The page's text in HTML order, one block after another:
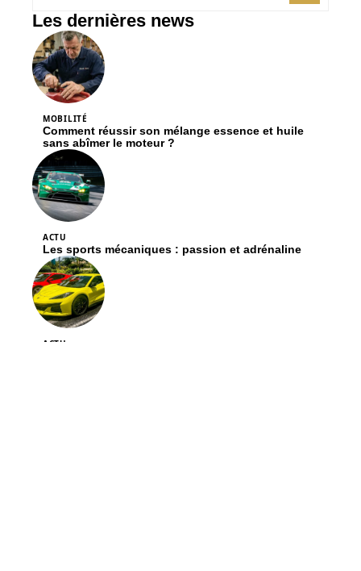
Les dernières news
MOBILITÉ
Comment réussir son mélange essence et huile
sans abîmer le moteur ?
ACTU
Les sports mécaniques : passion et adrénaline
ACTU